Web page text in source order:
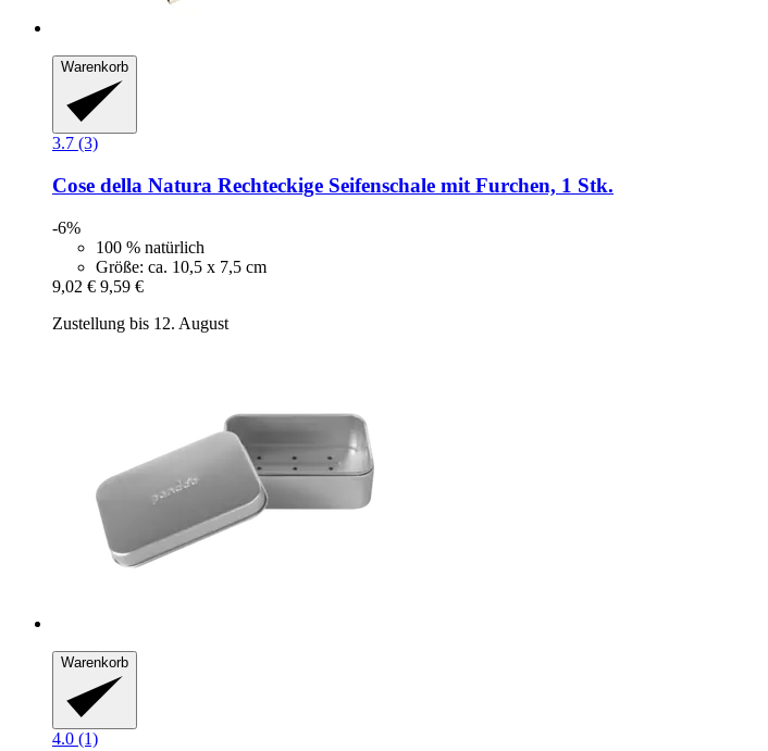
Warenkorb
3.7 (3)
Cose della Natura Rechteckige Seifenschale mit Furchen, 1 Stk.
-6%
100 % natürlich
Größe: ca. 10,5 x 7,5 cm
9,02 € 9,59 €
Zustellung bis 12. August
Warenkorb
4.0 (1)